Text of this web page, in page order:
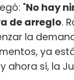
"No hay
de arreglo.
la
ya
ahora sí, la